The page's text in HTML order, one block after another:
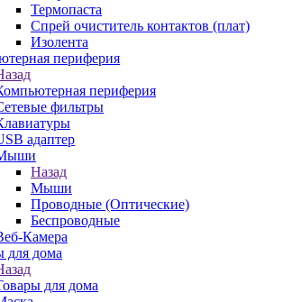
Термопаста
Спрей очиститель контактов (плат)
Изолента
периферия
периферия
фильтры
адаптер
Назад
Мыши
Проводные (Оптические)
Беспроводные
Камера
для дома
для дома